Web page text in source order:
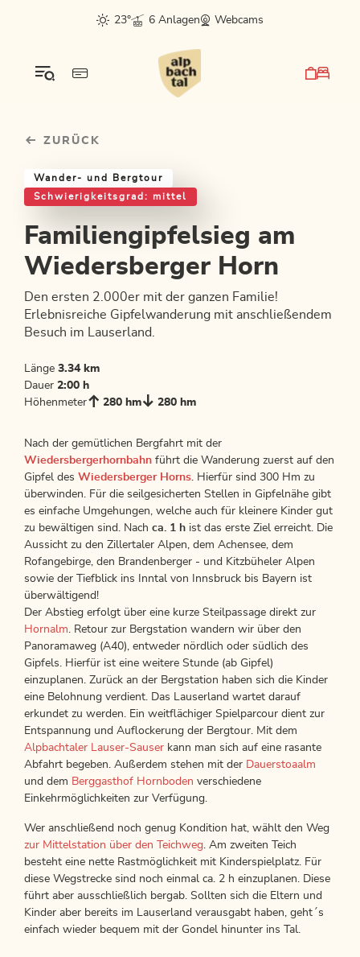
sr.skip-to.main-content
sr.skip-to.table-of-contents
sr.skip-to.main-navigation
23°
6 Anlagen Webcams
ZURÜCK
Wander- und Bergtour
Schwierigkeitsgrad: mittel
Familiengipfelsieg am
Wiedersberger Horn
Den ersten 2.000er mit der ganzen Familie!
Erlebnisreiche Gipfelwanderung mit anschließendem
Besuch im Lauserland.
Länge 3.34 km
Dauer 2:00 h
Höhenmeter
280 hm 280 hm
Nach der gemütlichen Bergfahrt mit der
Wiedersbergerhornbahn führt die Wanderung zuerst auf den
Gipfel des Wiedersberger Horns. Hierfür sind 300 Hm zu
überwinden. Für die seilgesicherten Stellen in Gipfelnähe gibt
es einfache Umgehungen, welche auch für kleinere Kinder gut
zu bewältigen sind. Nach ca. 1 h ist das erste Ziel erreicht. Die
Aussicht zu den Zillertaler Alpen, dem Achensee, dem
Rofangebirge, den Brandenberger - und Kitzbüheler Alpen
sowie der Tiefblick ins Inntal von Innsbruck bis Bayern ist
überwältigend!
Der Abstieg erfolgt über eine kurze Steilpassage direkt zur
Hornalm. Retour zur Bergstation wandern wir über den
Panoramaweg (A40), entweder nördlich oder südlich des
Gipfels. Hierfür ist eine weitere Stunde (ab Gipfel)
einzuplanen. Zurück an der Bergstation haben sich die Kinder
eine Belohnung verdient. Das Lauserland wartet darauf
erkundet zu werden. Ein weitflächiger Spielparcour dient zur
Entspannung und Auflockerung der Bergtour. Mit dem
Alpbachtaler Lauser-Sauser kann man sich auf eine rasante
Abfahrt begeben. Außerdem stehen mit der Dauerstoaalm
und dem Berggasthof Hornboden verschiedene
Einkehrmöglichkeiten zur Verfügung.
Wer anschließend noch genug Kondition hat, wählt den Weg
zur Mittelstation über den Teichweg. Am zweiten Teich
besteht eine nette Rastmöglichkeit mit Kinderspielplatz. Für
diese Wegstrecke sind noch einmal ca. 2 h einzuplanen. Diese
führt aber ausschließlich bergab. Sollten sich die Eltern und
Kinder aber bereits im Lauserland verausgabt haben, geht´s
einfach wieder bequem mit der Gondel hinunter ins Tal.